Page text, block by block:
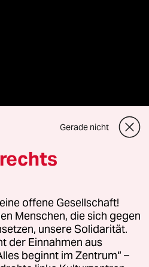
GmbH
Fragen oder für Genehmigungen
Kommune-Richtlinien
Gerade nicht
offene Gesellschaft!
Menschen, die sich gegen
unsere Solidarität.
der Einnahmen aus
beginnt im Zentrum“ –